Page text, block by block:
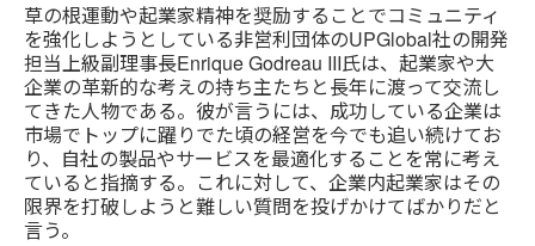
草の根運動や起業家精神を奨励することでコミュニティ
を強化しようとしている非営利団体のUPGlobal社の開発
担当上級副理事長Enrique Godreau III氏は、起業家や大
企業の革新的な考えの持ち主たちと長年に渡って交流し
てきた人物である。彼が言うには、成功している企業は
市場でトップに躍りでた頃の経営を今でも追い続けてお
り、自社の製品やサービスを最適化することを常に考え
ていると指摘する。これに対して、企業内起業家はその
限界を打破しようと難しい質問を投げかけてばかりだと
言う。